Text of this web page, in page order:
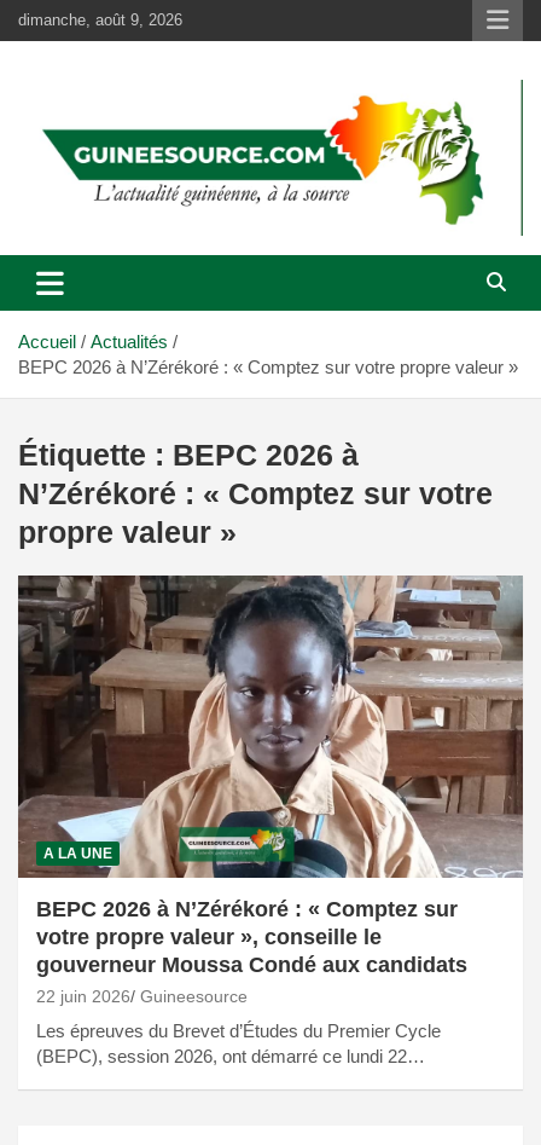
Aller
au
dimanche, août 9, 2026
Accueil
Actualités
BEPC 2026 à N’Zérékoré : « Comptez sur votre propre valeur »
Étiquette : BEPC 2026 à
N’Zérékoré : « Comptez sur votre
propre valeur »
A LA UNE
BEPC 2026 à N’Zérékoré : « Comptez sur
votre propre valeur », conseille le
gouverneur Moussa Condé aux candidats
22 juin 2026 Guineesource
Les épreuves du Brevet d’Études du Premier Cycle
(BEPC), session 2026, ont démarré ce lundi 22…